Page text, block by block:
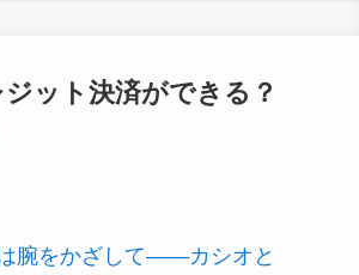
ット決済ができる？
腕をかざして――カシオと